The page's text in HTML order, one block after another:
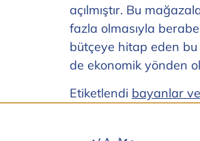
açılmıştır. Bu
fazla olmasıyla
bütçeye hitap eden bu
de ekonomik yönden
Etiketlendi bayanlar